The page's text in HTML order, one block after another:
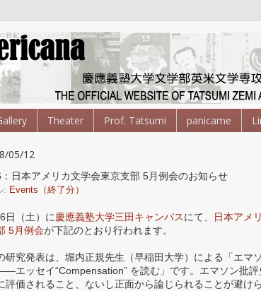
Theater Prof. Tatsumi panicame
05/12
日本アメリカ文学会東京支部 5月例会のお知らせ
: Events（終了分）
日（土）に慶應義塾大学三田キャンパスにて、
日本アメ
5月例会が下記のとおり行われます。
研究発表は、堀内正規先生（早稲田大学）による「エマ
エッセイ“Compensation” を読む」です。エマソン批評
評価されること、ないし正面から論じられることが避け